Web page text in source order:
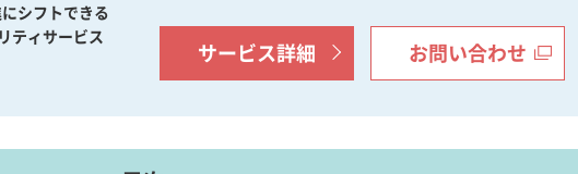
シフトできる
ティサービス
サービス詳細 お問い合わせ